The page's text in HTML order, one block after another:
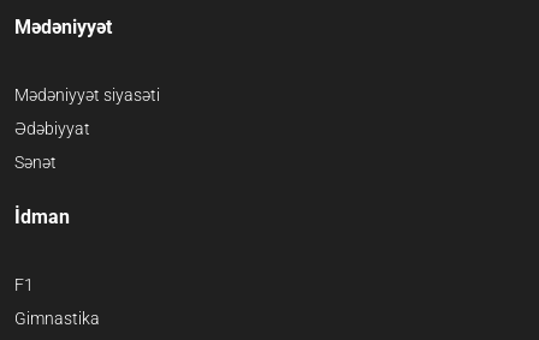
Mədəniyyət
Mədəniyyət siyasəti
Ədəbiyyat
Sənət
İdman
F1
Gimnastika